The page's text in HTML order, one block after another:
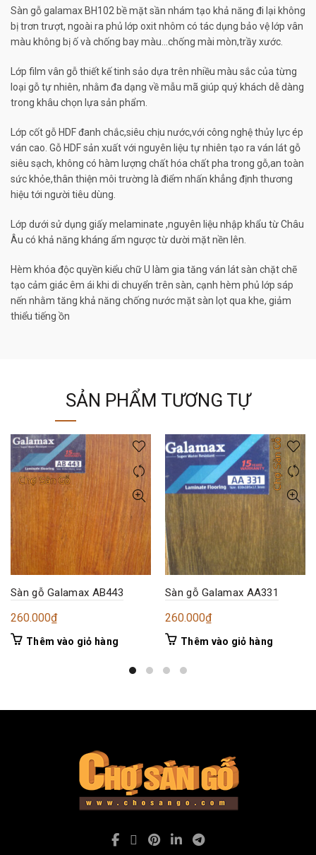
Sàn gỗ galamax BH102 bề mặt sần nhám tạo khả năng đi lại không
bị trơn trượt, ngoài ra phủ lớp oxit nhôm có tác dụng bảo vệ lớp vân
màu không bị ố và chống bay màu…chống mài mòn,trầy xước.
Lớp film vân gỗ thiết kế tinh sảo dựa trên nhiều màu sắc của từng
loại gỗ tự nhiên, nhằm đa dạng về mẫu mã giúp quý khách dễ dàng
trong khâu chọn lựa sản phẩm.
Lớp cốt gỗ HDF đanh chắc,siêu chịu nước,với công nghệ thủy lực ép
ván cao. Gỗ HDF sản xuất với nguyên liệu tự nhiên tạo ra ván lát gỗ
siêu sạch, không có hàm lượng chất hóa chất pha trong gỗ,an toàn
sức khỏe,thân thiện môi trường là điểm nhấn khẳng định thương
hiệu tới người tiêu dùng.
Lớp dưới sử dụng giấy melaminate ,nguyên liệu nhập khẩu từ Châu
Âu có khả năng kháng ẩm ngược từ dười mặt nền lên.
Hèm khóa độc quyền kiểu chữ U làm gia tăng ván lát sàn chặt chẽ
tạo cảm giác êm ái khi di chuyển trên sàn, cạnh hèm phủ lớp sáp
nến nhằm tăng khả năng chống nước mặt sàn lọt qua khe, giảm
thiểu tiếng ồn
SẢN PHẨM TƯƠNG TỰ
Sàn gỗ Galamax AB443
260.000₫
Thêm vào giỏ hàng
Sàn gỗ Galamax AA331
260.000₫
Thêm vào giỏ hàng